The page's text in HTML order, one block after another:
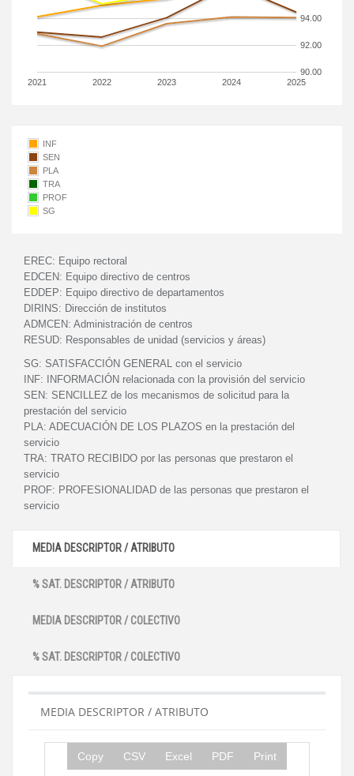
2021 2022 2023 2024 2025
90.00
92.00
94.00
INF
SEN
PLA
TRA
PROF
SG
EREC: Equipo rectoral
EDCEN: Equipo directivo de centros
EDDEP: Equipo directivo de departamentos
DIRINS: Dirección de institutos
ADMCEN: Administración de centros
RESUD: Responsables de unidad (servicios y áreas)
SG: SATISFACCIÓN GENERAL con el servicio
INF:
INFORMACIÓN relacionada con la provisión del servicio
SEN: SENCILLEZ de los mecanismos de solicitud para la
prestación del servicio
PLA: ADECUACIÓN DE LOS PLAZOS en la prestación del
servicio
TRA: TRATO RECIBIDO por las personas que prestaron el
servicio
PROF: PROFESIONALIDAD de las personas que prestaron el
servicio
MEDIA DESCRIPTOR / ATRIBUTO
% SAT. DESCRIPTOR / ATRIBUTO
MEDIA DESCRIPTOR / COLECTIVO
% SAT. DESCRIPTOR / COLECTIVO
MEDIA DESCRIPTOR / ATRIBUTO
Copy CSV Excel PDF Print